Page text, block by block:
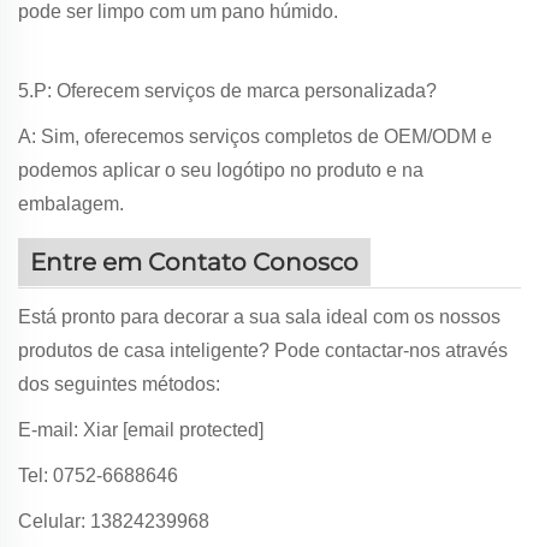
pode ser limpo com um pano húmido.
5.P: Oferecem serviços de marca personalizada?
A: Sim, oferecemos serviços completos de OEM/ODM e
podemos aplicar o seu logótipo no produto e na
embalagem.
Entre em Contato Conosco
Está pronto para decorar a sua sala ideal com os nossos
produtos de casa inteligente? Pode contactar-nos através
dos seguintes métodos:
E-mail: Xiar [email protected]
Tel: 0752-6688646
Celular: 13824239968